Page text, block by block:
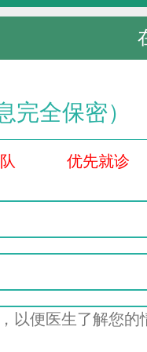
完全保密）
优先就诊